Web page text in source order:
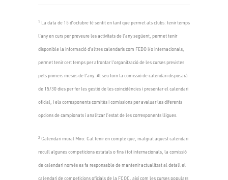
1 La data de 15 d’octubre té sentit en tant que permet als clubs: tenir temps
l’any en curs per preveure les activitats de l’any següent, permet tenir
disponible la informació d’altres calendaris com FEDO i/o internacionals,
permet tenir cert temps per afrontar l’organització de les curses previstes
pels primers mesos de l’any. Al seu torn la comissió de calendari disposarà
de 15/30 dies per fer les gestió de les coincidències i presentar el calendari
oficial, i els corresponents comitès i comissions per avaluar les diferents
opcions de campionats i analitzar l’estat de les corresponents lligues.
2 Calendari mural Miro: Cal tenir en compte que, malgrat aquest calendari
recull algunes competicions estatals o fins i tot internacionals, la comissió
de calendari només es fa responsable de mantenir actualitzat al detall el
calendari de competicions oficials de la FCOC, així com les curses populars